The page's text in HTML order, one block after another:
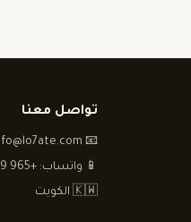
تواصل معنا
📧 info@lo7ate.com
📱 واتساب: +965 67699229
🇰🇼 الكويت